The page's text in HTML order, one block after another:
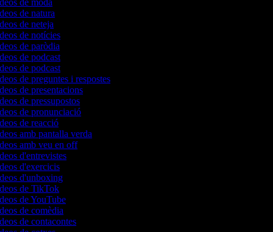
de moda
de natura
de neteja
de notícies
de paròdia
de podcast
de podcast
de preguntes i respostes
de presentacions
de pressupostos
de pronunciació
de reacció
amb pantalla verda
amb veu en off
d'entrevistes
d'exercicis
d'unboxing
de TikTok
de YouTube
de comèdia
de contacontes